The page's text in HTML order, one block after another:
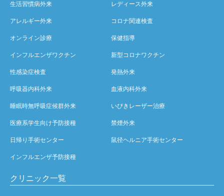
生活習慣病外来 レディース外来
アレルギー外来 コロナ関連検査
オンライン診療 保健指導
インフルエンザワクチン 新型コロナワクチン
性感染症検査 発熱外来
呼吸器内科外来 血液内科外来
睡眠時無呼吸症候群外来 いびきレーザー治療
医療系学生向け予防接種 禁煙外来
日帰り手術センター 鼠径ヘルニア手術センター
インフルエンザ予防接種
クリニック一覧